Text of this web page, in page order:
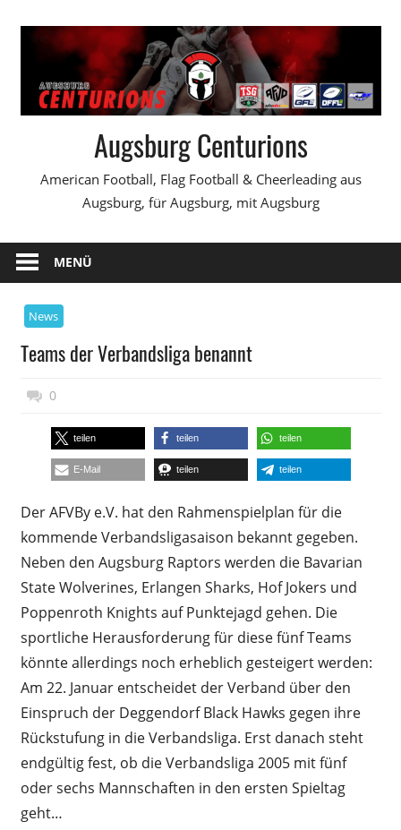
Augsburg Centurions
American Football, Flag Football & Cheerleading aus
Augsburg, für Augsburg, mit Augsburg
MENÜ
News
Teams der Verbandsliga benannt
17. Januar 2005
Daniel Metzler
0
teilen teilen teilen
E-Mail teilen teilen
Der AFVBy e.V. hat den Rahmenspielplan für die
kommende Verbandsligasaison bekannt gegeben.
Neben den Augsburg Raptors werden die Bavarian
State Wolverines, Erlangen Sharks, Hof Jokers und
Poppenroth Knights auf Punktejagd gehen. Die
sportliche Herausforderung für diese fünf Teams
könnte allerdings noch erheblich gesteigert werden:
Am 22. Januar entscheidet der Verband über den
Einspruch der Deggendorf Black Hawks gegen ihre
Rückstufung in die Verbandsliga. Erst danach steht
endgültig fest, ob die Verbandsliga 2005 mit fünf
oder sechs Mannschaften in den ersten Spieltag
geht…